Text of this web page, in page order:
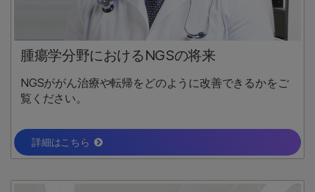
腫瘍学分野におけるNGSの将来
NGSががん治療や転帰をどのように改善できるかをご
覧ください。
詳細はこちら